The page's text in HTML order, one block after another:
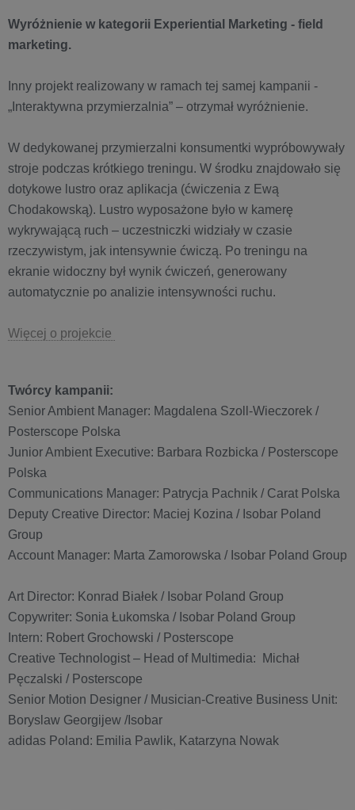
Wyróżnienie w kategorii Experiential Marketing - field
marketing.
Inny projekt realizowany w ramach tej samej kampanii -
„Interaktywna przymierzalnia” – otrzymał wyróżnienie.
W dedykowanej przymierzalni konsumentki wypróbowywały
stroje podczas krótkiego treningu. W środku znajdowało się
dotykowe lustro oraz aplikacja (ćwiczenia z Ewą
Chodakowską). Lustro wyposażone było w kamerę
wykrywającą ruch – uczestniczki widziały w czasie
rzeczywistym, jak intensywnie ćwiczą. Po treningu na
ekranie widoczny był wynik ćwiczeń, generowany
automatycznie po analizie intensywności ruchu.
Więcej o projekcie
Twórcy kampanii:
Senior Ambient Manager: Magdalena Szoll-Wieczorek /
Posterscope Polska
Junior Ambient Executive: Barbara Rozbicka / Posterscope
Polska
Communications Manager: Patrycja Pachnik / Carat Polska
Deputy Creative Director: Maciej Kozina / Isobar Poland
Group
Account Manager: Marta Zamorowska / Isobar Poland Group
Art Director: Konrad Białek / Isobar Poland Group
Copywriter: Sonia Łukomska / Isobar Poland Group
Intern: Robert Grochowski / Posterscope
Creative Technologist – Head of Multimedia: Michał
Pęczalski / Posterscope
Senior Motion Designer / Musician-Creative Business Unit:
Boryslaw Georgijew /Isobar
adidas Poland: Emilia Pawlik, Katarzyna Nowak